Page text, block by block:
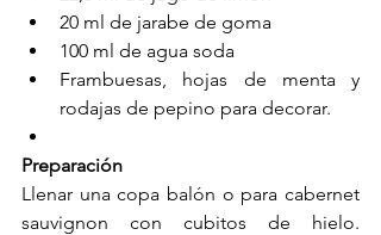
20 ml de jarabe de goma
100 ml de agua soda
Frambuesas, hojas de menta y
rodajas de pepino para decorar.
Preparación
Llenar una copa balón o para cabernet
sauvignon con cubitos de hielo.